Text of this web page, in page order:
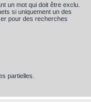
un mot qui doit être exclu.
si uniquement un des
pour des recherches
partielles.